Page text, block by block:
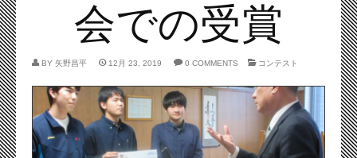
会での受賞
BY 矢野昌平 12月 23, 2019 0 COMMENTS コンテスト